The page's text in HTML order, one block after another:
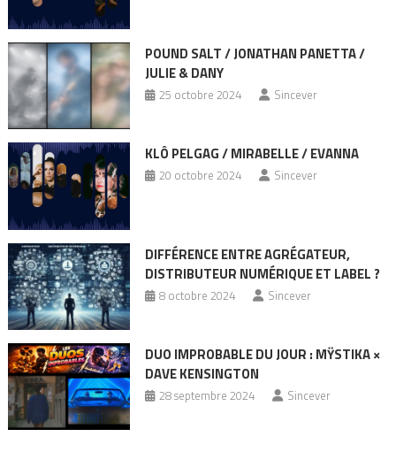
POUND SALT / JONATHAN PANETTA /
JULIE & DANY
25 octobre 2024 Sincever
KLÔ PELGAG / MIRABELLE / EVANNA
20 octobre 2024 Sincever
DIFFÉRENCE ENTRE AGRÉGATEUR,
DISTRIBUTEUR NUMÉRIQUE ET LABEL ?
8 octobre 2024 Sincever
DUO IMPROBABLE DU JOUR : MŸSTIKA ×
DAVE KENSINGTON
28 septembre 2024 Sincever